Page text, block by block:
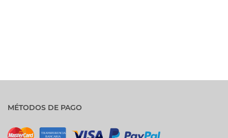
MÉTODOS DE PAGO